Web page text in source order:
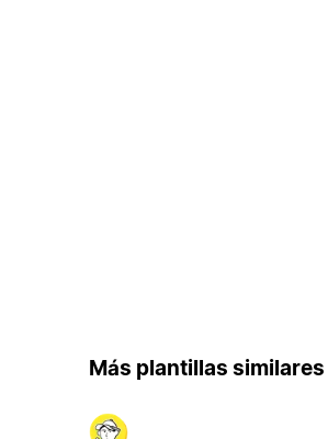
Más plantillas similares